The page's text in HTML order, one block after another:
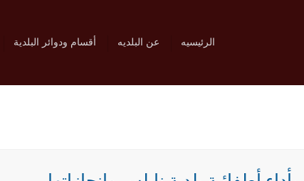
الرئيسيه عن البلديه أقسام ودوائر البلدية